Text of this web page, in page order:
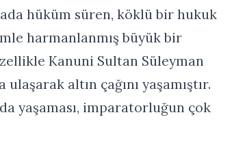
hüküm süren, köklü bir hukuk
harmanlanmış büyük bir
Kanuni Sultan Süleyman
altın çağını yaşamıştır.
yaşaması, imparatorluğun çok